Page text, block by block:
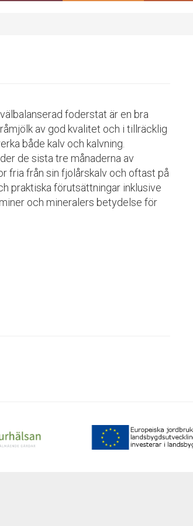
foderstat är en bra
av god kvalitet och i tillräcklig
både kalv och kalvning.
de sista tre månaderna av
fria från sin fjolårskalv och oftast på
praktiska förutsättningar inklusive
och mineralers betydelse för